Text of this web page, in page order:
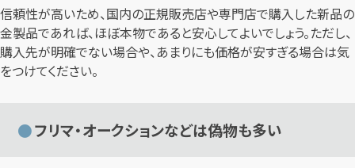
信頼性が高いため、国内の正規販売店や専門店で購入した新品の
金製品であれば、ほぼ本物であると安心してよいでしょう。ただし、
購入先が明確でない場合や、あまりにも価格が安すぎる場合は気
をつけてください。
フリマ・オークションなどは偽物も多い